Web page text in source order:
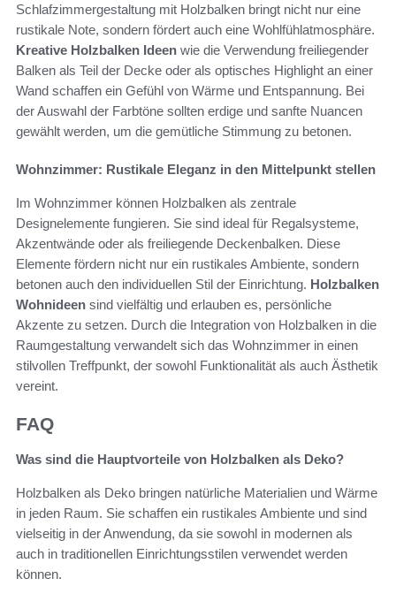
Schlafzimmergestaltung mit Holzbalken bringt nicht nur eine
rustikale Note, sondern fördert auch eine Wohlfühlatmosphäre.
Kreative Holzbalken Ideen wie die Verwendung freiliegender
Balken als Teil der Decke oder als optisches Highlight an einer
Wand schaffen ein Gefühl von Wärme und Entspannung. Bei
der Auswahl der Farbtöne sollten erdige und sanfte Nuancen
gewählt werden, um die gemütliche Stimmung zu betonen.
Wohnzimmer: Rustikale Eleganz in den Mittelpunkt stellen
Im Wohnzimmer können Holzbalken als zentrale
Designelemente fungieren. Sie sind ideal für Regalsysteme,
Akzentwände oder als freiliegende Deckenbalken. Diese
Elemente fördern nicht nur ein rustikales Ambiente, sondern
betonen auch den individuellen Stil der Einrichtung. Holzbalken
Wohnideen sind vielfältig und erlauben es, persönliche
Akzente zu setzen. Durch die Integration von Holzbalken in die
Raumgestaltung verwandelt sich das Wohnzimmer in einen
stilvollen Treffpunkt, der sowohl Funktionalität als auch Ästhetik
vereint.
FAQ
Was sind die Hauptvorteile von Holzbalken als Deko?
Holzbalken als Deko bringen natürliche Materialien und Wärme
in jeden Raum. Sie schaffen ein rustikales Ambiente und sind
vielseitig in der Anwendung, da sie sowohl in modernen als
auch in traditionellen Einrichtungsstilen verwendet werden
können.